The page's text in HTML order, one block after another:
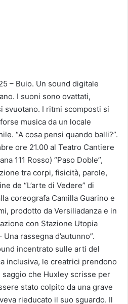
– Buio. Un sound digitale
I suoni sono ovattati,
svuotano. I ritmi scomposti si
musica da un locale
“A cosa pensi quando balli?”.
ore 21.00 al Teatro Cantiere
111 Rosso) “Paso Doble”,
tra corpi, fisicità, parole,
de “L’arte di Vedere” di
coreografa Camilla Guarino e
prodotto da Versiliadanza e in
con Stazione Utopia
rassegna d’autunno”.
incentrato sulle arti del
inclusiva, le creatrici prendono
che Huxley scrisse per
stato colpito da una grave
rieducato il suo sguardo. Il